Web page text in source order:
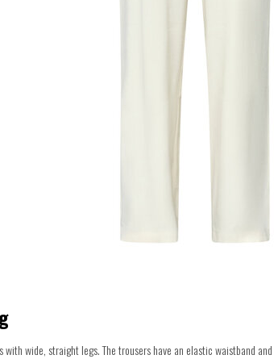
with wide, straight legs. The trousers have an elastic waistband